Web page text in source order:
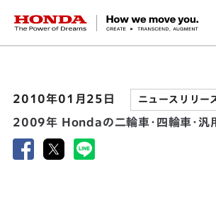
HONDA The Power of Dreams
2010年01月25日 ニュースリリー
2009年 Hondaの二輪車・四輪車・汎